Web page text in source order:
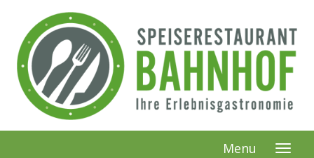
Menu